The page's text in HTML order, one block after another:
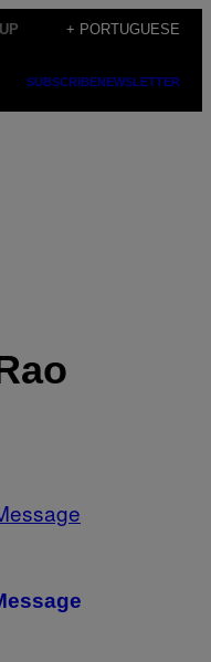
+ PORTUGUESE
SUBSCRIBENEWSLETTER